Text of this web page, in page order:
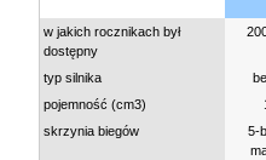
w jakich rocznikach był
dostępny
typ silnika
pojemność (cm3)
skrzynia biegów
5-